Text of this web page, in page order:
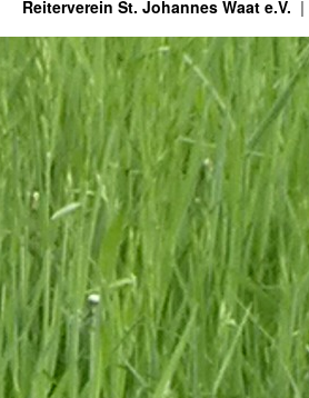
Reiterverein St. Johannes Waat e.V.